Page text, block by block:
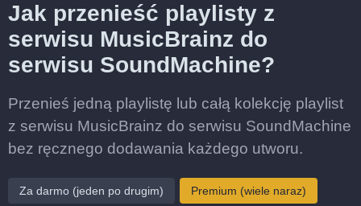
Jak przenieść playlisty z
serwisu MusicBrainz do
serwisu SoundMachine?
Przenieś jedną playlistę lub całą kolekcję playlist
z serwisu MusicBrainz do serwisu SoundMachine
bez ręcznego dodawania każdego utworu.
Za darmo (jeden po drugim) Premium (wiele naraz)